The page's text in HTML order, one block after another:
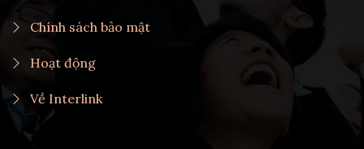
Chính sách bảo mật
Hoạt động
Về Interlink